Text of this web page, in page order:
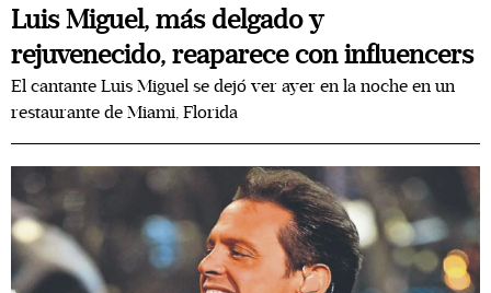
Luis Miguel, más delgado y
rejuvenecido, reaparece con influencers
El cantante Luis Miguel se dejó ver ayer en la noche en un
restaurante de Miami, Florida